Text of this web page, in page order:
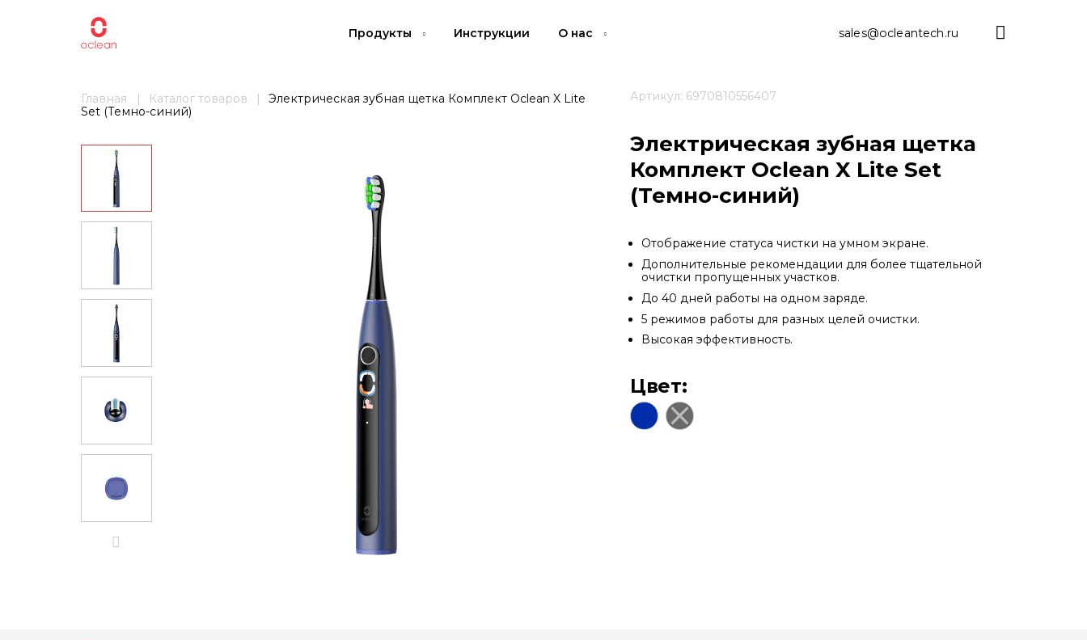
Продукты Инструкции О нас sales@ocleantech.ru
Главная Каталог товаров
Электрическая зубная щетка Комплект Oclean X Lite
Set (Темно-синий)
Артикул: 6970810556407
Электрическая зубная щетка
Комплект Oclean X Lite Set
(Темно-синий)
Отображение статуса чистки на умном экране.
Дополнительные рекомендации для более тщательной
очистки пропущенных участков.
До 40 дней работы на одном заряде.
5 режимов работы для разных целей очистки.
Высокая эффективность.
Цвет: